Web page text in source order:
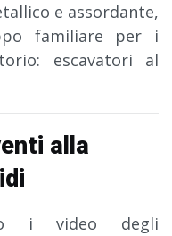
e assordante,
familiare per i
escavatori al
alla
i video degli